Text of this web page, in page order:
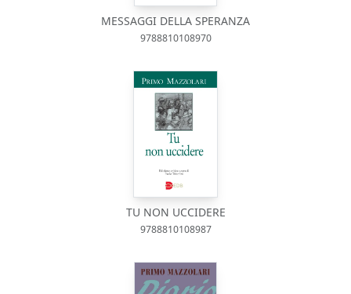
MESSAGGI DELLA SPERANZA
9788810108970
TU NON UCCIDERE
9788810108987